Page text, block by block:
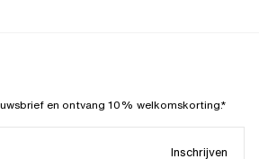
en ontvang 10% welkomskorting.*
Inschrijven